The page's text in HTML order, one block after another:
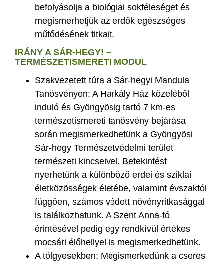
befolyásolja a biológiai sokféleséget és
megismerhetjük az erdők egészséges
műtődésének titkait.
IRÁNY A SÁR-HEGY! –
TERMÉSZETISMERETI MODUL
Szakvezetett túra a Sár-hegyi Mandula
Tanösvényen: A Harkály Ház közeléből
induló és Gyöngyösig tartó 7 km-es
természetismereti tanösvény bejárása
során megismerkedhetünk a Gyöngyösi
Sár-hegy Természetvédelmi terület
természeti kincseivel. Betekintést
nyerhetünk a különböző erdei és sziklai
életközösségek életébe, valamint évszaktól
függően, számos védett növényritkasággal
is találkozhatunk. A Szent Anna-tó
érintésével pedig egy rendkívül értékes
mocsári élőhellyel is megismerkedhetünk.
A tölgyesekben: Megismerkedünk a cseres